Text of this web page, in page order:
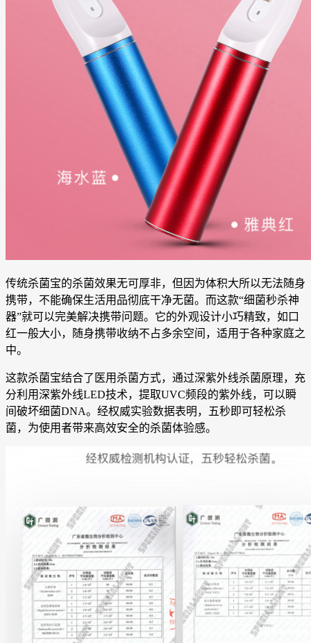
传统杀菌宝的杀菌效果无可厚非，但因为体积大所以无法随身
携带，不能确保生活用品彻底干净无菌。而这款“细菌秒杀神
器”就可以完美解决携带问题。它的外观设计小巧精致，如口
红一般大小，随身携带收纳不占多余空间，适用于各种家庭之
中。
这款杀菌宝结合了医用杀菌方式，通过深紫外线杀菌原理，充
分利用深紫外线LED技术，提取UVC频段的紫外线，可以瞬
间破坏细菌DNA。经权威实验数据表明，五秒即可轻松杀
菌，为使用者带来高效安全的杀菌体验感。